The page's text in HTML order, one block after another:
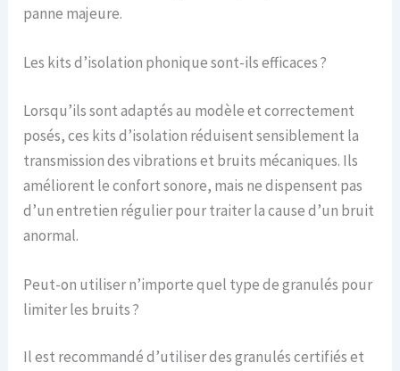
panne majeure.
Les kits d’isolation phonique sont-ils efficaces ?
Lorsqu’ils sont adaptés au modèle et correctement
posés, ces kits d’isolation réduisent sensiblement la
transmission des vibrations et bruits mécaniques. Ils
améliorent le confort sonore, mais ne dispensent pas
d’un entretien régulier pour traiter la cause d’un bruit
anormal.
Peut-on utiliser n’importe quel type de granulés pour
limiter les bruits ?
Il est recommandé d’utiliser des granulés certifiés et